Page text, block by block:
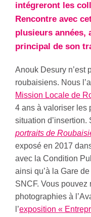
intégreront les
Rencontre avec
plusieurs années,
principal de son
Anouk Desury n’est
roubaisiens. Nous
Mission Locale de
4 ans à valoriser les
situation d’insertion.
portraits de
exposé en 2017
avec la Condition
ainsi qu’à la Gare
SNCF. Vous pouvez
photographies à
l’exposition «